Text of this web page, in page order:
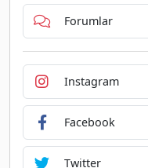
Forumlar
Instagram
Facebook
Twitter